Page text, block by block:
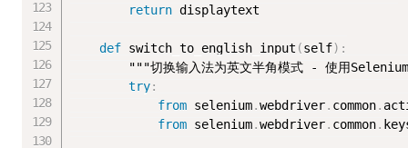
return displaytext
def switch_to_english_input (self) :
"""切换输入法为英文半角模式 - 使用
try:
from selenium.webdriver. common.
from selenium.webdriver. common.